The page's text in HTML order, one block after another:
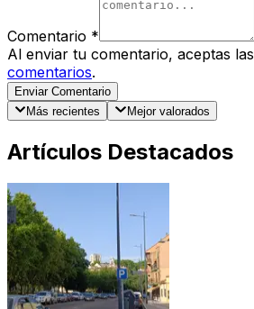
Comentario *
Al enviar tu comentario, aceptas las
comentarios.
Enviar Comentario
Más recientes
Mejor valorados
Artículos Destacados